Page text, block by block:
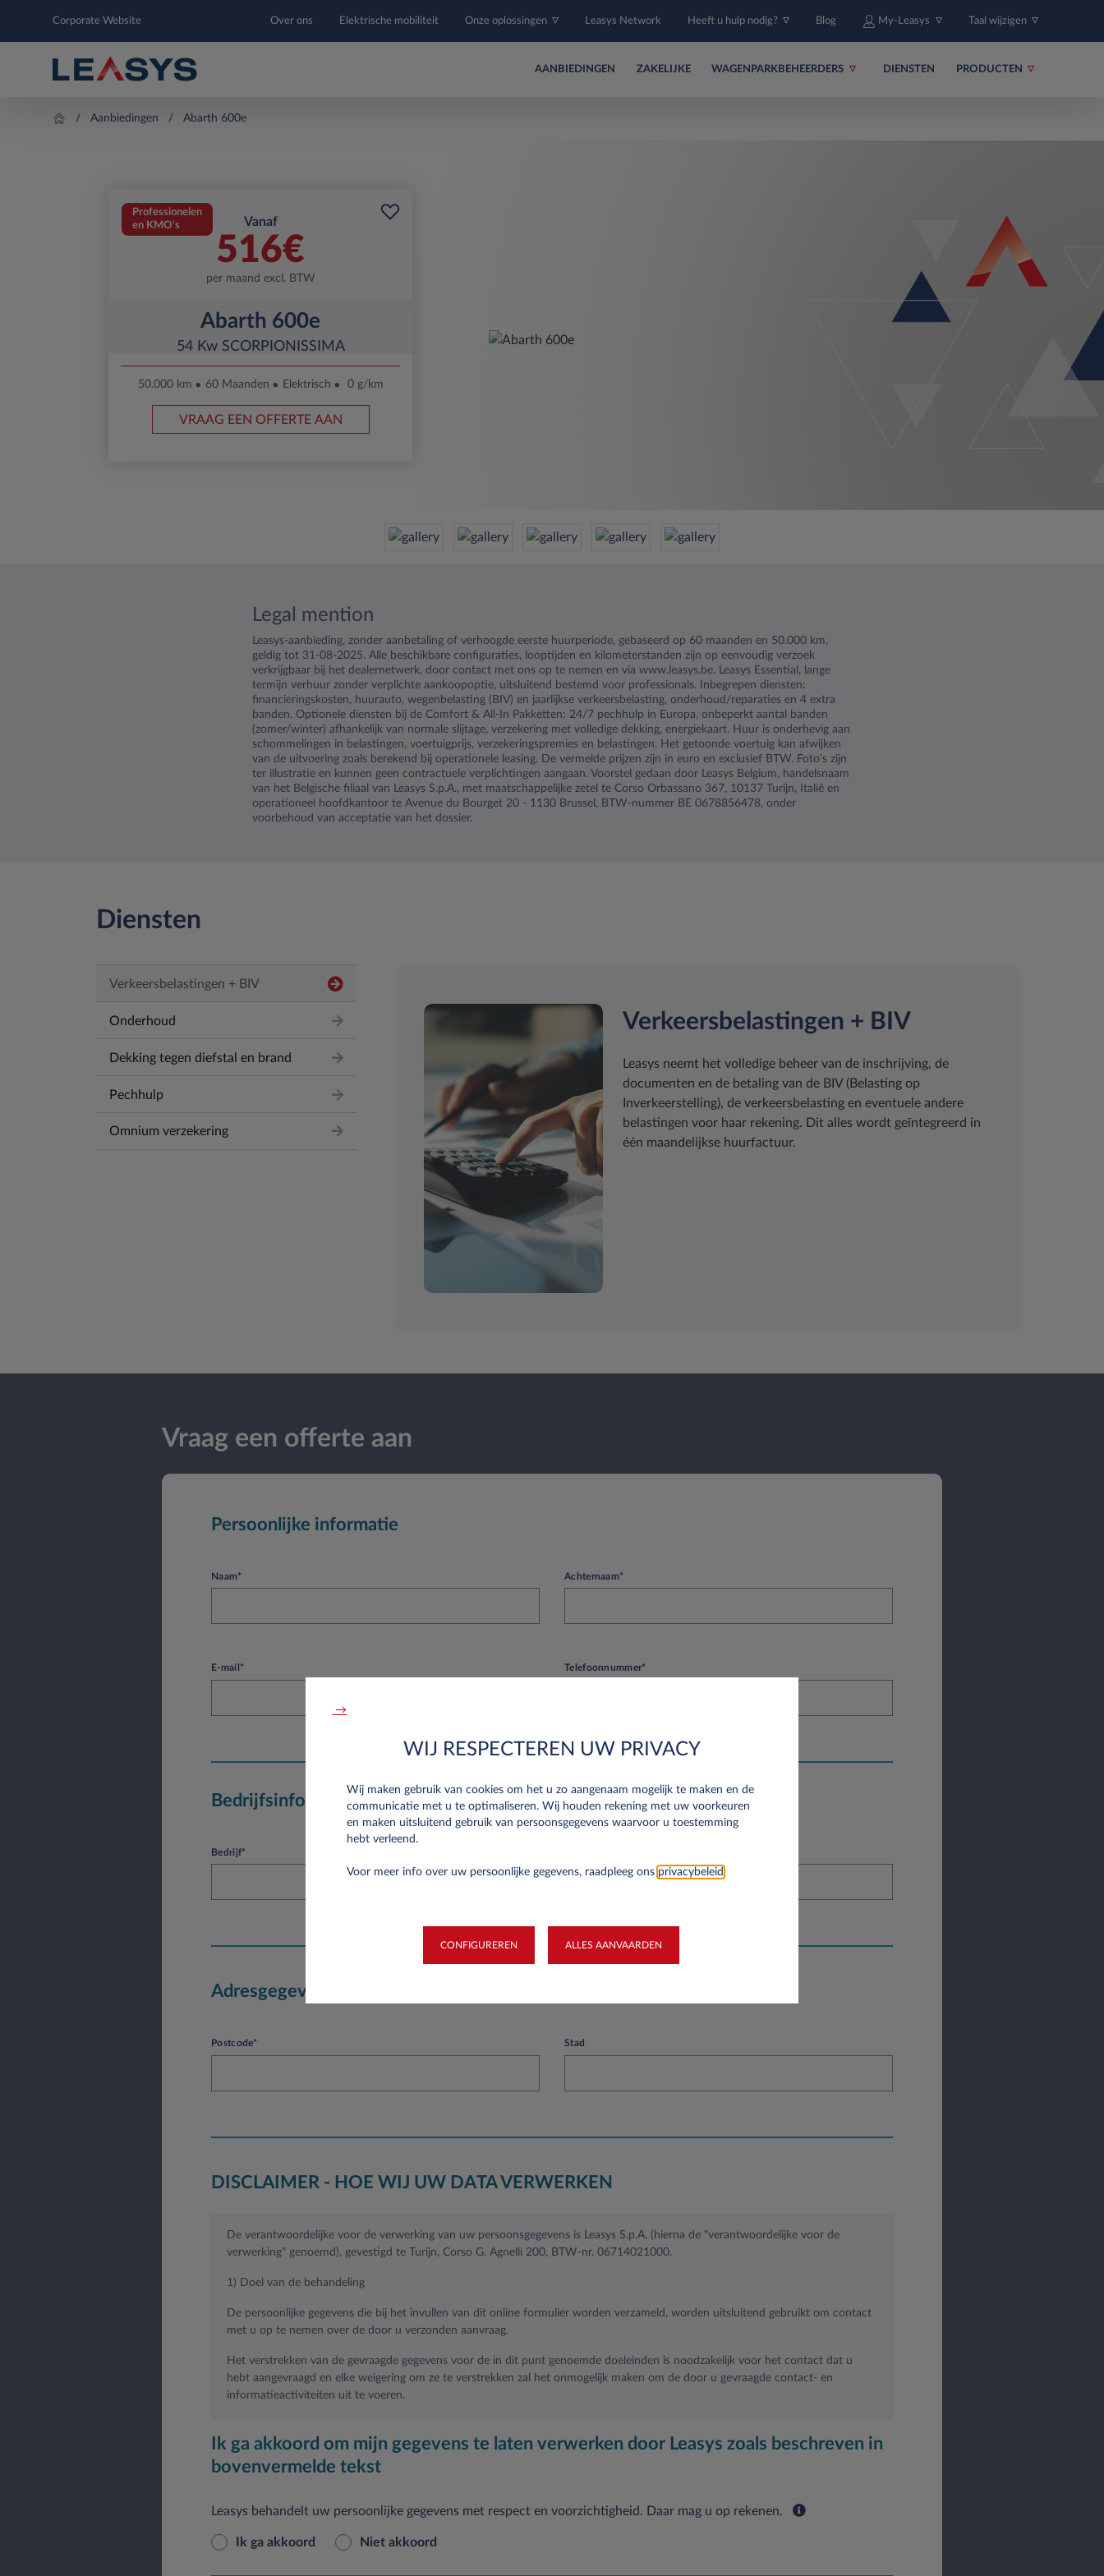
Corporate Website Over ons Elektrische mobiliteit Onze oplossingen Leasys Network Heeft u hulp nodig? Blog My-Leasys Taal wijzigen
AANBIEDINGEN ZAKELIJKE WAGENPARKBEHEERDERS DIENSTEN PRODUCTEN
Aanbiedingen Abarth 600e
Professionelen
en KMO's
Vanaf
516€
per maand excl. BTW
Abarth 600e
54 Kw SCORPIONISSIMA
50.000 km 60 Maanden Elektrisch 0 g/km
VRAAG EEN OFFERTE AAN
Legal mention
Leasys-aanbieding, zonder aanbetaling of verhoogde eerste huurperiode, gebaseerd op 60 maanden en 50.000 km,
geldig tot 31-08-2025. Alle beschikbare configuraties, looptijden en kilometerstanden zijn op eenvoudig verzoek
verkrijgbaar bij het dealernetwerk, door contact met ons op te nemen en via www.leasys.be. Leasys Essential, lange
termijn verhuur zonder verplichte aankoopoptie, uitsluitend bestemd voor professionals. Inbegrepen diensten:
financieringskosten, huurauto, wegenbelasting (BIV) en jaarlijkse verkeersbelasting, onderhoud/reparaties en 4 extra
banden. Optionele diensten bij de Comfort & All-In Pakketten: 24/7 pechhulp in Europa, onbeperkt aantal banden
(zomer/winter) afhankelijk van normale slijtage, verzekering met volledige dekking, energiekaart. Huur is onderhevig aan
schommelingen in belastingen, voertuigprijs, verzekeringspremies en belastingen. Het getoonde voertuig kan afwijken
van de uitvoering zoals berekend bij operationele leasing. De vermelde prijzen zijn in euro en exclusief BTW. Foto's zijn
ter illustratie en kunnen geen contractuele verplichtingen aangaan. Voorstel gedaan door Leasys Belgium, handelsnaam
van het Belgische filiaal van Leasys S.p.A., met maatschappelijke zetel te Corso Orbassano 367, 10137 Turijn, Italië en
operationeel hoofdkantoor te Avenue du Bourget 20 - 1130 Brussel, BTW-nummer BE 0678856478, onder
voorbehoud van acceptatie van het dossier.
Diensten
Verkeersbelastingen + BIV
Onderhoud
Dekking tegen diefstal en brand
Pechhulp
Omnium verzekering
Verkeersbelastingen + BIV
Leasys neemt het volledige beheer van de inschrijving, de
documenten en de betaling van de BIV (Belasting op
Inverkeerstelling), de verkeersbelasting en eventuele andere
belastingen voor haar rekening. Dit alles wordt geïntegreerd in
één maandelijkse huurfactuur.
Vraag een offerte aan
Persoonlijke informatie
Naam* Achternaam*
E-mail* Telefoonnummer*
Bedrijfsinformatie
Bedrijf*
Adresgegevens
Postcode* Stad
DISCLAIMER - HOE WIJ UW DATA VERWERKEN
De verantwoordelijke voor de verwerking van uw persoonsgegevens is Leasys S.p.A. (hierna de "verantwoordelijke voor de
verwerking" genoemd), gevestigd te Turijn, Corso G. Agnelli 200, BTW-nr. 06714021000.
1) Doel van de behandeling
De persoonlijke gegevens die bij het invullen van dit online formulier worden verzameld, worden uitsluitend gebruikt om contact
met u op te nemen over de door u verzonden aanvraag.
Het verstrekken van de gevraagde gegevens voor de in dit punt genoemde doeleinden is noodzakelijk voor het contact dat u
hebt aangevraagd en elke weigering om ze te verstrekken zal het onmogelijk maken om de door u gevraagde contact- en
informatieactiviteiten uit te voeren.
1.A) promoties ontvangen met betrekking tot de verschillende soorten producten van Leasys S.p.A.
Ik ga akkoord om mijn gegevens te laten verwerken door Leasys zoals beschreven in
bovenvermelde tekst
Leasys behandelt uw persoonlijke gegevens met respect en voorzichtigheid. Daar mag u op rekenen.
Ik ga akkoord Niet akkoord
→
WIJ RESPECTEREN UW PRIVACY
Wij maken gebruik van cookies om het u zo aangenaam mogelijk te maken en de
communicatie met u te optimaliseren. Wij houden rekening met uw voorkeuren
en maken uitsluitend gebruik van persoonsgegevens waarvoor u toestemming
hebt verleend.
Voor meer info over uw persoonlijke gegevens, raadpleeg ons privacybeleid
CONFIGUREREN ALLES AANVAARDEN